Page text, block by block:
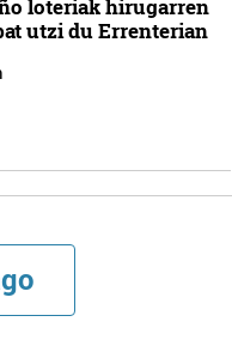
loteriak hirugarren
utzi du Errenterian